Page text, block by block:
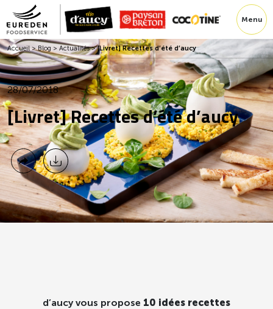
Menu
Accueil>Blog > Actualités>[Livret] Recettes d’été d’aucy
28/07/2018
[Livret] Recettes d’été d’aucy
d’aucy vous propose 10 idées recettes